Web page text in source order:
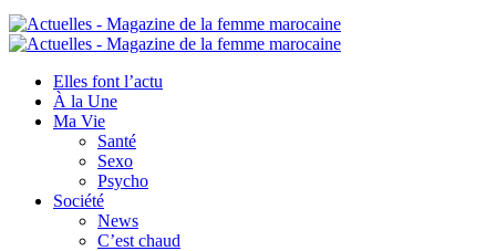
Elles font l’actu
À la Une
Ma Vie
Santé
Sexo
Psycho
Société
News
C’est chaud